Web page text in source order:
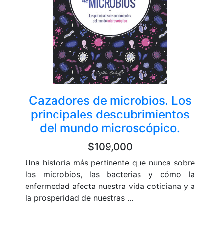
Cazadores de microbios. Los
principales descubrimientos
del mundo microscópico.
$109,000
Una historia más pertinente que nunca sobre
los microbios, las bacterias y cómo la
enfermedad afecta nuestra vida cotidiana y a
la prosperidad de nuestras ...